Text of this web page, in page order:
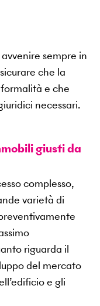
sempre in
che la
e che
necessari.
giusti da
complesso,
varietà di
riguarda il
del mercato
e gli